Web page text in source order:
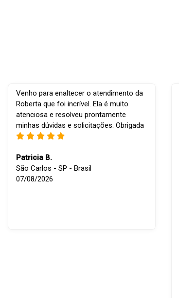
Venho para enaltecer o atendimento da
Roberta que foi incrível. Ela é muito
atenciosa e resolveu prontamente
minhas dúvidas e solicitações. Obrigada
Patricia B.
São Carlos - SP - Brasil
07/08/2026